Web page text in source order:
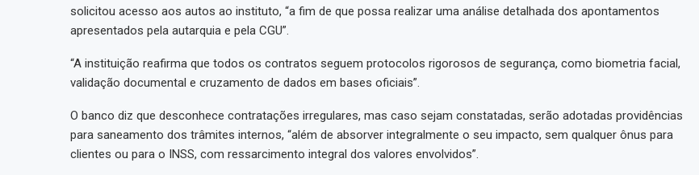
solicitou acesso aos autos ao instituto, “a fim de que possa realizar uma análise detalhada dos apontamentos
apresentados pela autarquia e pela CGU”.
“A instituição reafirma que todos os contratos seguem protocolos rigorosos de segurança, como biometria facial,
validação documental e cruzamento de dados em bases oficiais”.
O banco diz que desconhece contratações irregulares, mas caso sejam constatadas, serão adotadas providências
para saneamento dos trâmites internos, “além de absorver integralmente o seu impacto, sem qualquer ônus para
clientes ou para o INSS, com ressarcimento integral dos valores envolvidos”.